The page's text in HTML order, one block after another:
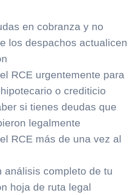
en cobranza y no
los despachos actualicen
RCE urgentemente para
o crediticio
si tienes deudas que
legalmente
RCE más de una vez al
análisis completo de tu
hoja de ruta legal